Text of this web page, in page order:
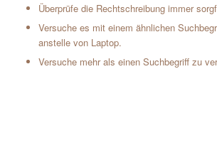
Überprüfe die Rechtschreibung immer
Versuche es mit einem ähnlichen
anstelle von Laptop.
Versuche mehr als einen Suchbegriff zu